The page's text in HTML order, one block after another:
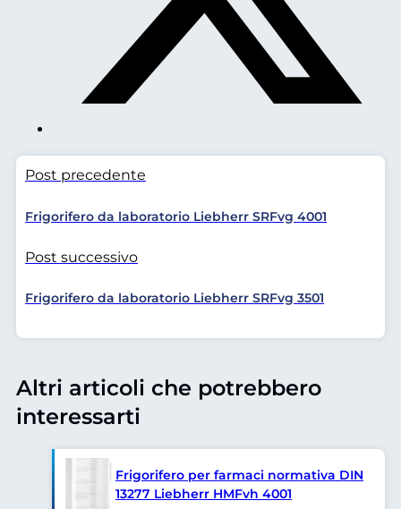
Post precedente
Frigorifero da laboratorio Liebherr SRFvg 4001
Post successivo
Frigorifero da laboratorio Liebherr SRFvg 3501
Altri articoli che potrebbero
interessarti
Frigorifero per farmaci normativa DIN
13277 Liebherr HMFvh 4001